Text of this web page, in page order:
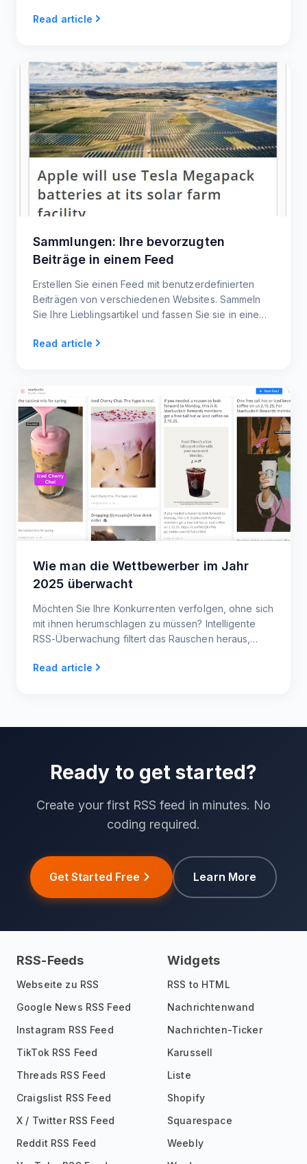
gesehen werden können. Durch die Einbettung von
Read article
Sammlungen: Ihre bevorzugten
Beiträge in einem Feed
Erstellen Sie einen Feed mit benutzerdefinierten
Beiträgen von verschiedenen Websites. Sammeln
Sie Ihre Lieblingsartikel und fassen Sie sie in einem
Inhalte anzupassen und mit Ihren Nutzern zu teilen.
Read article
Wie man die Wettbewerber im Jahr
2025 überwacht
Möchten Sie Ihre Konkurrenten verfolgen, ohne sich
mit ihnen herumschlagen zu müssen? Intelligente
RSS-Überwachung filtert das Rauschen heraus,
einen Schritt voraus sind - ohne endlose Sucherei.
Read article
Ready to get started?
Create your first RSS feed in minutes. No
coding required.
Get Started Free Learn More
RSS-Feeds
Webseite zu RSS
Google News RSS Feed
Instagram RSS Feed
TikTok RSS Feed
Threads RSS Feed
Craigslist RSS Feed
X / Twitter RSS Feed
Reddit RSS Feed
Widgets
RSS to HTML
Nachrichtenwand
Nachrichten-Ticker
Karussell
Liste
Shopify
Squarespace
Weebly